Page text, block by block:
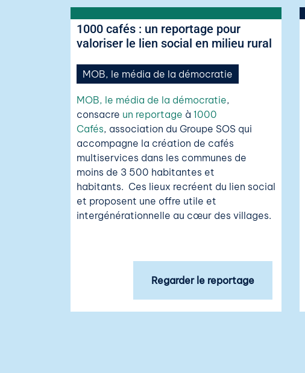
1000 cafés : un reportage pour
valoriser le lien social en milieu rural
MOB, le média de la démocratie
MOB, le média de la démocratie,
consacre un reportage à 1000
Cafés, association du Groupe SOS qui
accompagne la création de cafés
multiservices dans les communes de
moins de 3 500 habitantes et
habitants. Ces lieux recréent du lien social
et proposent une offre utile et
intergénérationnelle au cœur des villages.
Regarder le reportage